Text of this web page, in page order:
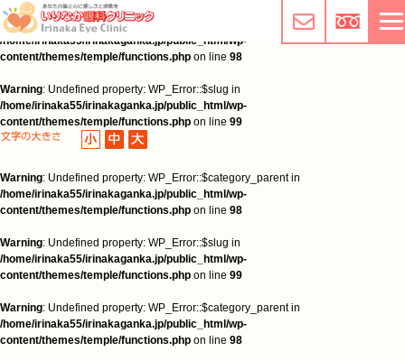
Warning: Undefined property: WP_Error::$category_parent in
/home/irinaka55/irinakaganka.jp/public_html/wp-
content/themes/temple/functions.php on line 98
Warning: Undefined property: WP_Error::$slug in
/home/irinaka55/irinakaganka.jp/public_html/wp-
content/themes/temple/functions.php on line 99
Warning: Undefined property: WP_Error::$category_parent in
/home/irinaka55/irinakaganka.jp/public_html/wp-
content/themes/temple/functions.php on line 98
Warning: Undefined property: WP_Error::$slug in
/home/irinaka55/irinakaganka.jp/public_html/wp-
content/themes/temple/functions.php on line 99
Warning: Undefined property: WP_Error::$category_parent in
/home/irinaka55/irinakaganka.jp/public_html/wp-
content/themes/temple/functions.php on line 98